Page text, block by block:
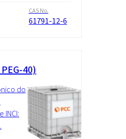
CAS No.
61791-12-6
40)
do